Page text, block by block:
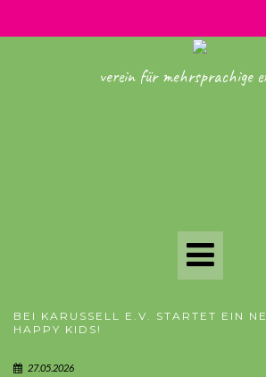
verein für mehrsprachige
Toggle
Navigation
BEI KARUSSELL E.V. STARTET EIN
HAPPY KIDS!
27.05.2026